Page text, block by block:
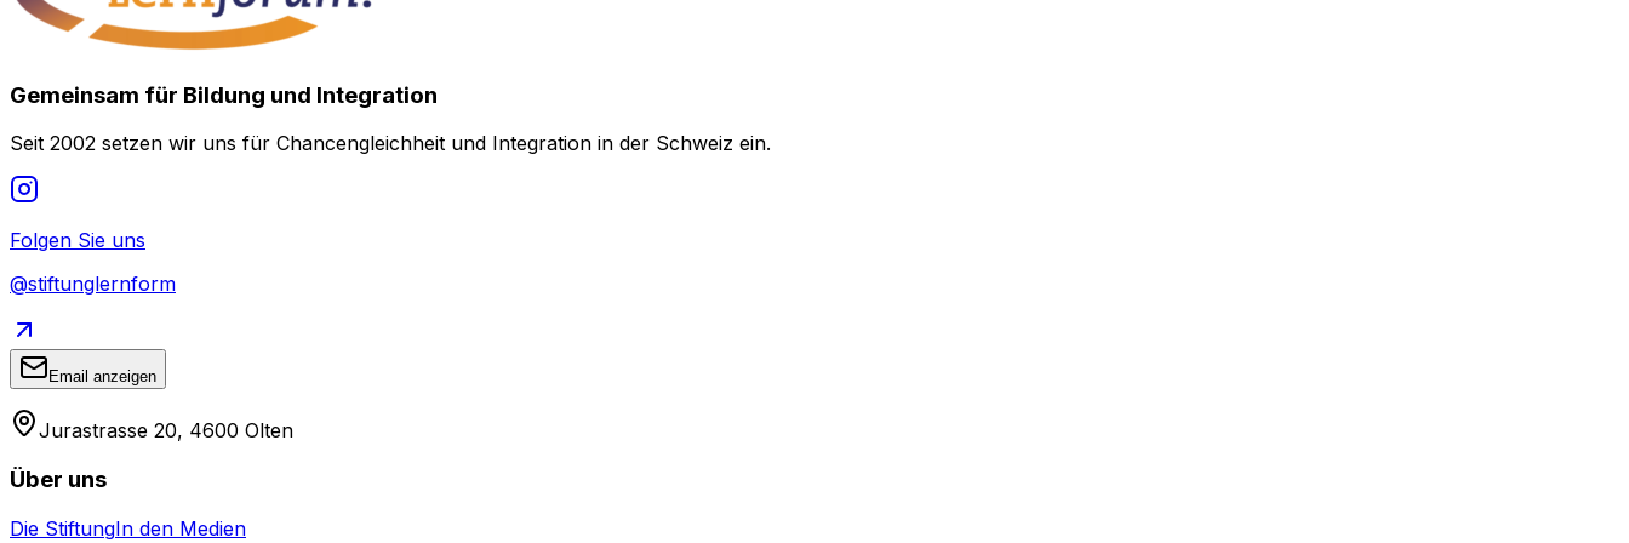
Gemeinsam für Bildung und Integration
Seit 2002 setzen wir uns für Chancengleichheit und Integration in der Schweiz ein.
Folgen Sie uns
@stiftunglernform
Email anzeigen
Jurastrasse 20, 4600 Olten
Über uns
Die StiftungIn den Medien